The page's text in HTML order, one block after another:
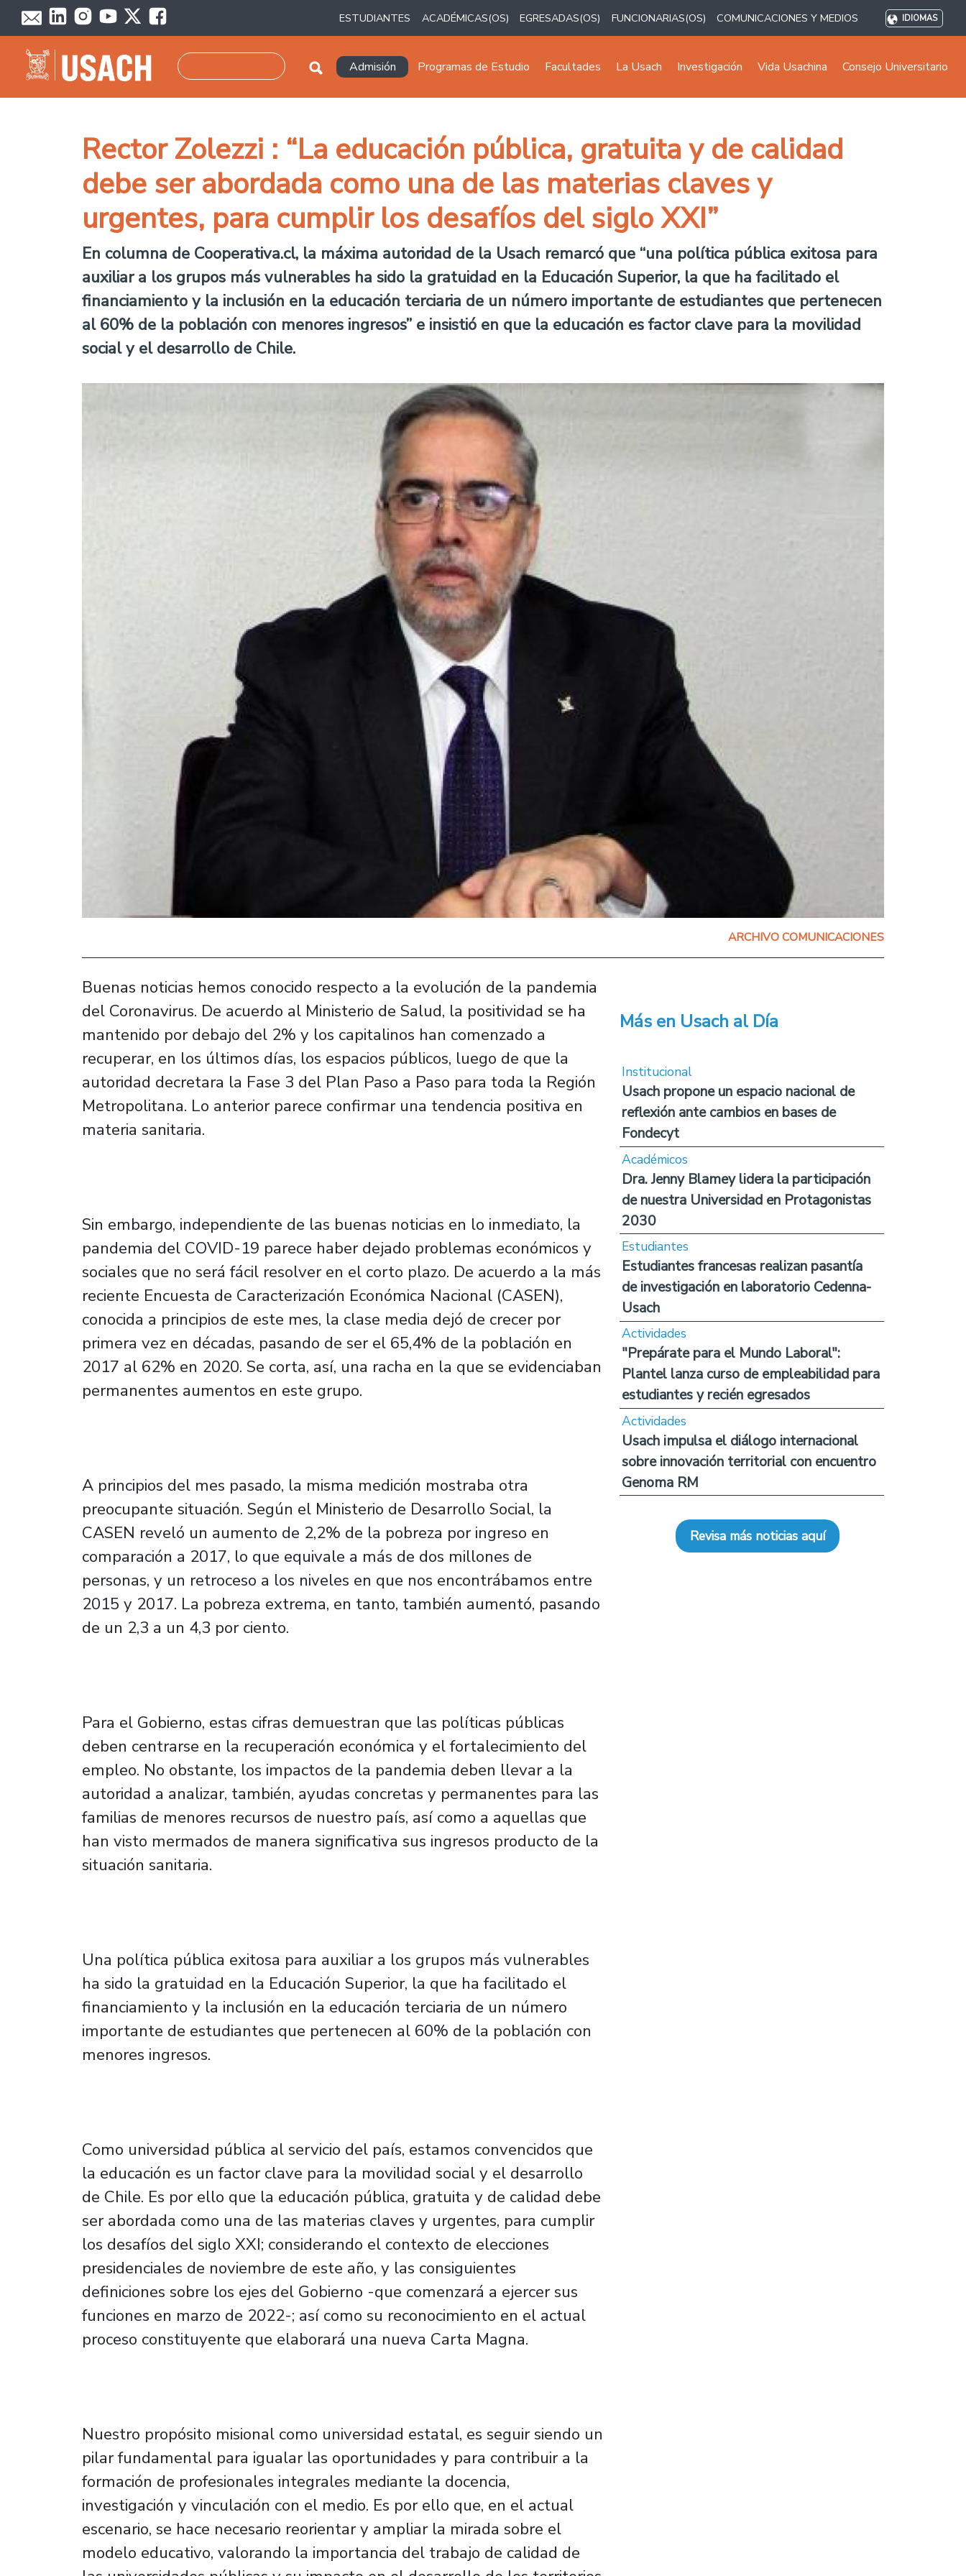
Pasar al contenido principal
ESTUDIANTES ACADÉMICAS(OS) EGRESADAS(OS) FUNCIONARIAS(OS) COMUNICACIONES Y MEDIOS IDIOMAS
Navegación principal
Admisión Programas de Estudio Facultades La Usach Investigación Vida Usachina Consejo Universitario
Rector Zolezzi : “La educación pública, gratuita y de calidad
debe ser abordada como una de las materias claves y
urgentes, para cumplir los desafíos del siglo XXI”
En columna de Cooperativa.cl, la máxima autoridad de la Usach remarcó que “una política pública exitosa para
auxiliar a los grupos más vulnerables ha sido la gratuidad en la Educación Superior, la que ha facilitado el
financiamiento y la inclusión en la educación terciaria de un número importante de estudiantes que pertenecen
al 60% de la población con menores ingresos” e insistió en que la educación es factor clave para la movilidad
social y el desarrollo de Chile.
ARCHIVO COMUNICACIONES
Buenas noticias hemos conocido respecto a la evolución de la pandemia
del Coronavirus. De acuerdo al Ministerio de Salud, la positividad se ha
mantenido por debajo del 2% y los capitalinos han comenzado a
recuperar, en los últimos días, los espacios públicos, luego de que la
autoridad decretara la Fase 3 del Plan Paso a Paso para toda la Región
Metropolitana. Lo anterior parece confirmar una tendencia positiva en
materia sanitaria.
Sin embargo, independiente de las buenas noticias en lo inmediato, la
pandemia del COVID-19 parece haber dejado problemas económicos y
sociales que no será fácil resolver en el corto plazo. De acuerdo a la más
reciente Encuesta de Caracterización Económica Nacional (CASEN),
conocida a principios de este mes, la clase media dejó de crecer por
primera vez en décadas, pasando de ser el 65,4% de la población en
2017 al 62% en 2020. Se corta, así, una racha en la que se evidenciaban
permanentes aumentos en este grupo.
A principios del mes pasado, la misma medición mostraba otra
preocupante situación. Según el Ministerio de Desarrollo Social, la
CASEN reveló un aumento de 2,2% de la pobreza por ingreso en
comparación a 2017, lo que equivale a más de dos millones de
personas, y un retroceso a los niveles en que nos encontrábamos entre
2015 y 2017. La pobreza extrema, en tanto, también aumentó, pasando
de un 2,3 a un 4,3 por ciento.
Para el Gobierno, estas cifras demuestran que las políticas públicas
deben centrarse en la recuperación económica y el fortalecimiento del
empleo. No obstante, los impactos de la pandemia deben llevar a la
autoridad a analizar, también, ayudas concretas y permanentes para las
familias de menores recursos de nuestro país, así como a aquellas que
han visto mermados de manera significativa sus ingresos producto de la
situación sanitaria.
Una política pública exitosa para auxiliar a los grupos más vulnerables
ha sido la gratuidad en la Educación Superior, la que ha facilitado el
financiamiento y la inclusión en la educación terciaria de un número
importante de estudiantes que pertenecen al 60% de la población con
menores ingresos.
Como universidad pública al servicio del país, estamos convencidos que
la educación es un factor clave para la movilidad social y el desarrollo
de Chile. Es por ello que la educación pública, gratuita y de calidad debe
ser abordada como una de las materias claves y urgentes, para cumplir
los desafíos del siglo XXI; considerando el contexto de elecciones
presidenciales de noviembre de este año, y las consiguientes
definiciones sobre los ejes del Gobierno -que comenzará a ejercer sus
funciones en marzo de 2022-; así como su reconocimiento en el actual
proceso constituyente que elaborará una nueva Carta Magna.
Nuestro propósito misional como universidad estatal, es seguir siendo un
pilar fundamental para igualar las oportunidades y para contribuir a la
formación de profesionales integrales mediante la docencia,
investigación y vinculación con el medio. Es por ello que, en el actual
escenario, se hace necesario reorientar y ampliar la mirada sobre el
modelo educativo, valorando la importancia del trabajo de calidad de
Más en Usach al Día
Institucional
Usach propone un espacio nacional de
reflexión ante cambios en bases de
Fondecyt
Académicos
Dra. Jenny Blamey lidera la participación
de nuestra Universidad en Protagonistas
2030
Estudiantes
Estudiantes francesas realizan pasantía
de investigación en laboratorio Cedenna-
Usach
Actividades
"Prepárate para el Mundo Laboral":
Plantel lanza curso de empleabilidad para
estudiantes y recién egresados
Actividades
Usach impulsa el diálogo internacional
sobre innovación territorial con encuentro
Genoma RM
Revisa más noticias aquí